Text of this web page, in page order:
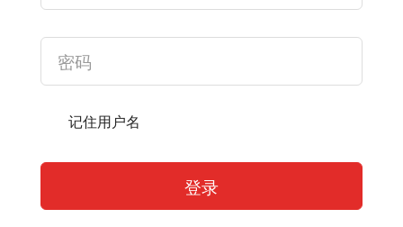
记住用户名